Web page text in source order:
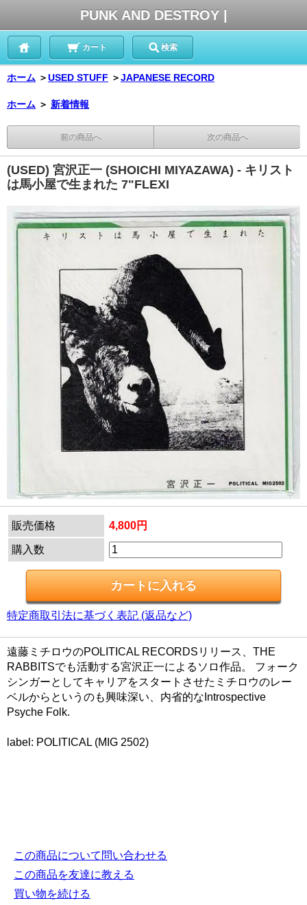
PUNK AND DESTROY |
カート 検索
ホーム ＞USED STUFF ＞JAPANESE RECORD
ホーム ＞ 新着情報
前の商品へ 次の商品へ
(USED) 宮沢正一 (SHOICHI MIYAZAWA) - キリスト
は馬小屋で生まれた 7"FLEXI
販売価格 4,800円
購入数
特定商取引法に基づく表記 (返品など)
遠藤ミチロウのPOLITICAL RECORDSリリース、THE
RABBITSでも活動する宮沢正一によるソロ作品。 フォーク
シンガーとしてキャリアをスタートさせたミチロウのレー
ベルからというのも興味深い、内省的なIntrospective
Psyche Folk.
label: POLITICAL (MIG 2502)
この商品について問い合わせる
この商品を友達に教える
買い物を続ける